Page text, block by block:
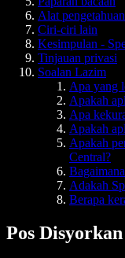
Alat pengetahuan
Ciri-ciri lain
Kesimpulan -
Tinjauan privasi
Soalan Lazim
Apa yang
Apakah
Apa
Apakah
Apakah
Central?
Adakah
Berapa
Pos Disyorkan